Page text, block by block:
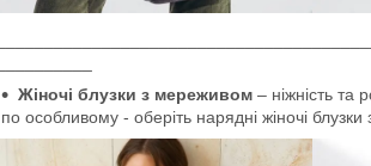
Жіночі блузки з мереживом – ніжність та
по особливому - оберіть нарядні жіночі